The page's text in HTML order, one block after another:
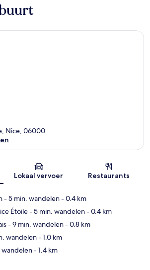
Kaart
Nice, 06000
Lokaal vervoer Restaurants
- 5 min. wandelen- 0.4 km
Étoile- 5 min. wandelen- 0.4 km
- 9 min. wandelen- 0.8 km
wandelen- 1.0 km
wandelen- 1.4 km